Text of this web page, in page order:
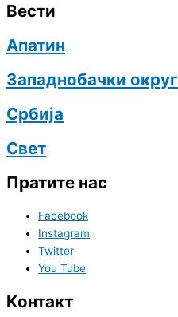
Вести
Апатин
Западнобачки округ
Србија
Свет
Пратите нас
Facebook
Instagram
Twitter
You Tube
Контакт